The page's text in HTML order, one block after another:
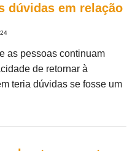
dúvidas em relação
as pessoas continuam
de retornar à
teria dúvidas se fosse um